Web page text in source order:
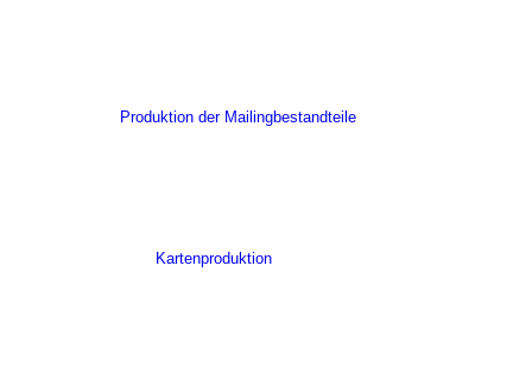
Produktion der Mailingbestandteile
Kartenproduktion